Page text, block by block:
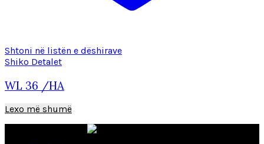
Shtoni në listën e dëshirave
Shiko Detalet
WL 36 /HA
Lexo më shumë